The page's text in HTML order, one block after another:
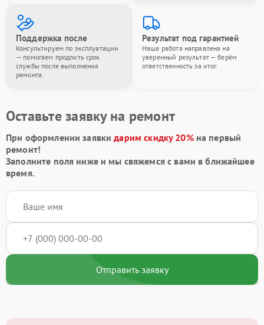
Поддержка после
Консультируем по эксплуатации
— помогаем продлить срок
службы после выполнения
ремонта.
Результат под гарантией
Наша работа направлена на
уверенный результат — берём
ответственность за итог.
Оставьте заявку на ремонт
При оформлении заявкидарим скидку 20%на первый
ремонт!
Заполните поля ниже и мы свяжемся с вами в ближайшее
время.
Отправить заявку